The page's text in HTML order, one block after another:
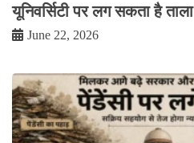
यूनिवर्सिटी पर लग सकता है ताला
June 22, 2026